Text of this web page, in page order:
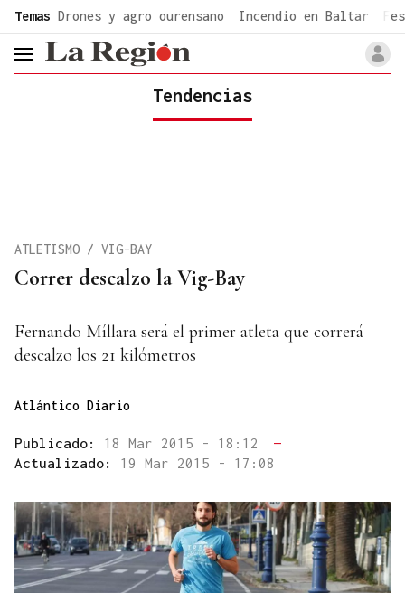
Temas Drones y agro ourensano Incendio en Baltar
header.menu.open
Tendencias
Correr descalzo la Vig-Bay
ATLETISMO / VIG-BAY
Fernando Míllara será el primer atleta que correrá
descalzo los 21 kilómetros
Atlántico Diario
Publicado: 18 Mar 2015 - 18:12
—
Actualizado: 19 Mar 2015 - 17:08